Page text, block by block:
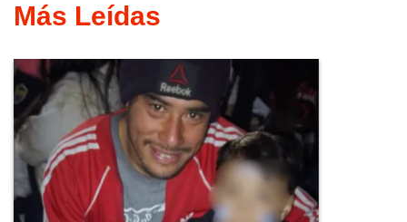
Más Leídas